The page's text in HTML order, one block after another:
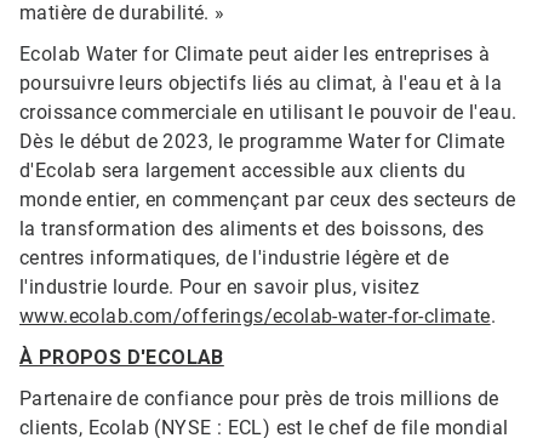
matière de durabilité. »
Ecolab Water for Climate peut aider les entreprises à
poursuivre leurs objectifs liés au climat, à l'eau et à la
croissance commerciale en utilisant le pouvoir de l'eau.
Dès le début de 2023, le programme Water for Climate
d'Ecolab sera largement accessible aux clients du
monde entier, en commençant par ceux des secteurs de
la transformation des aliments et des boissons, des
centres informatiques, de l'industrie légère et de
l'industrie lourde. Pour en savoir plus, visitez
www.ecolab.com/offerings/ecolab-water-for-climate.
À PROPOS D'ECOLAB
Partenaire de confiance pour près de trois millions de
clients, Ecolab (NYSE : ECL) est le chef de file mondial